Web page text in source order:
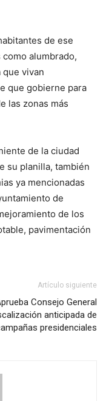
de ese
alumbrado,
que vivan
que gobierne para
las zonas más
de la ciudad
su planilla, también
ya mencionadas
de
de los
pavimentación
Artículo siguiente
Consejo General
anticipada de
presidenciales